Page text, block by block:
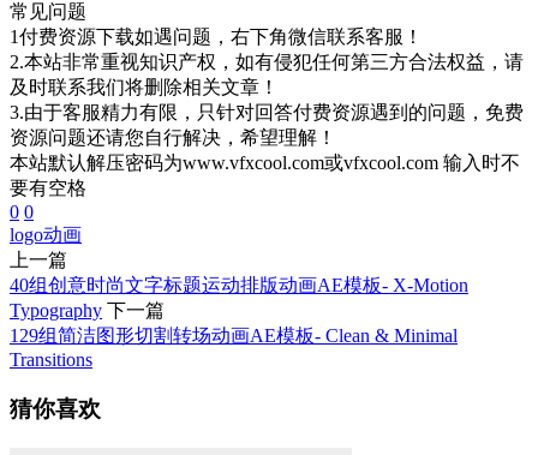
常见问题
1付费资源下载如遇问题，右下角微信联系客服！
2.本站非常重视知识产权，如有侵犯任何第三方合法权益，请
及时联系我们将删除相关文章！
3.由于客服精力有限，只针对回答付费资源遇到的问题，免费
资源问题还请您自行解决，希望理解！
本站默认解压密码为www.vfxcool.com或vfxcool.com 输入时不
要有空格
0 0
logo动画
上一篇
40组创意时尚文字标题运动排版动画AE模板- X-Motion
Typography 下一篇
129组简洁图形切割转场动画AE模板- Clean & Minimal
Transitions
猜你喜欢